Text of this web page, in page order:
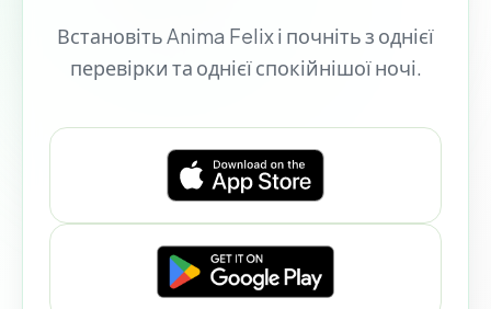
Встановіть Anima Felix і почніть з однієї
перевірки та однієї спокійнішої ночі.